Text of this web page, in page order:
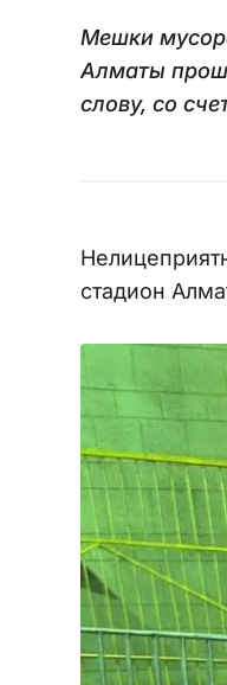
Мешки
Алматы
слову, со
стадион